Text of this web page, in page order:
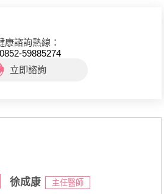
康諮詢熱線：
59885274
立即諮詢
徐成康 主任醫師